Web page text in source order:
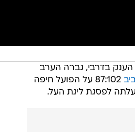
הענק בדרבי, גברה הערב
87:102 על הפועל חיפה
לפסגת ליגת העל.